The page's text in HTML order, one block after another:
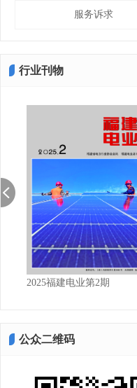
服务诉求
行业刊物
2025福建电业第2期
公众二维码